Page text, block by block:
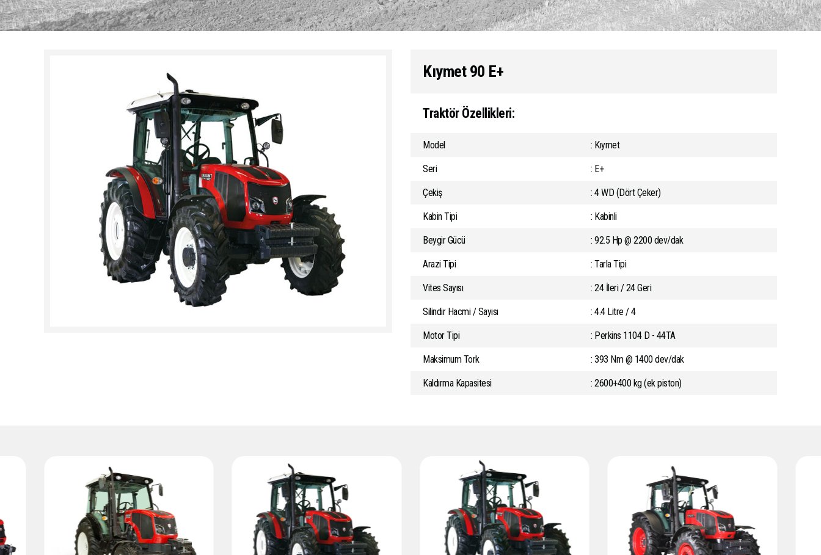
Kıymet 90 E+
Traktör Özellikleri:
Model : Kıymet
Seri : E+
Çekiş : 4 WD (Dört Çeker)
Kabin Tipi : Kabinli
Beygir Gücü : 92.5 Hp @ 2200 dev/dak
Arazi Tipi : Tarla Tipi
Vites Sayısı : 24 İleri / 24 Geri
Silindir Hacmi / Sayısı : 4.4 Litre / 4
Motor Tipi : Perkins 1104 D - 44TA
Maksimum Tork : 393 Nm @ 1400 dev/dak
Kaldırma Kapasitesi : 2600+400 kg (ek piston)